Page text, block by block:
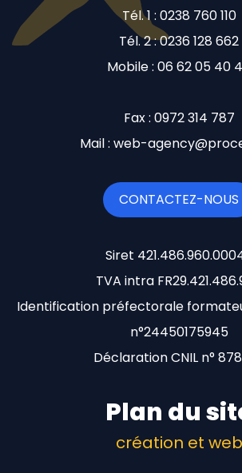
Tél. 1 : 0238 760 110
Tél. 2 : 0236 128 662
Mobile : 06 62 05 40
Fax : 0972 314 787
Mail : web-
CONTACTEZ-NOUS
Siret
TVA intra
Identification préfectorale
n°24450175945
Déclaration CNIL n°
Plan du
création et web